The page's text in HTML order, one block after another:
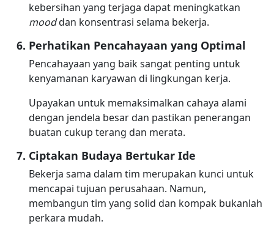
kebersihan yang terjaga dapat meningkatkan
mooddan konsentrasi selama bekerja.
Perhatikan Pencahayaan yang Optimal
Pencahayaan yang baik sangat penting untuk
kenyamanan karyawan di lingkungan kerja.
Upayakan untuk memaksimalkan cahaya alami
dengan jendela besar dan pastikan penerangan
buatan cukup terang dan merata.
Ciptakan Budaya Bertukar Ide
Bekerja sama dalam tim merupakan kunci untuk
mencapai tujuan perusahaan. Namun,
membangun tim yang solid dan kompak bukanlah
perkara mudah.